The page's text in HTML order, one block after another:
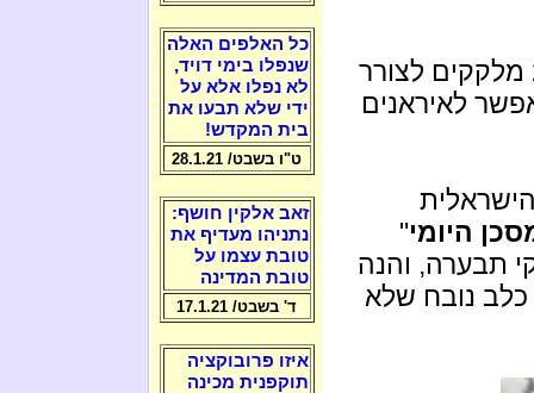
כך ראינו לאחרונה איך עתונאי ישראל 2015 מלקקים לצורר
לאיראנים
היומי"
תבערה, והנה
נובח שלא
כל האלפים האלה
שנפלו בימי דויד,
לא נפלו אלא על
ידי שלא תבעו את
בית המקדש!
ט"ו בשבט/ 28.1.21
זאב אלקין חושף:
נתניהו מעדיף את
טובת עצמו על
טובת המדינה
ד' בשבט/ 17.1.21
איזו פרובוקציה
תוקפנית מכינה